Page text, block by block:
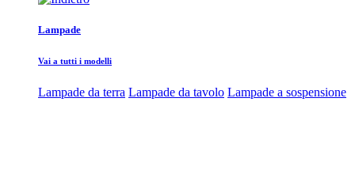
Lampade
Vai a tutti i modelli
Lampade da terra Lampade da tavolo Lampade a sospensione